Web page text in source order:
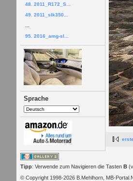
48. 2011_R172_S...
49. 2011_slk350...
95. 2016_amg-sl...
Sprache
erste
Tipp: Verwende zum Navigieren die Tasten B
© Copyright 1998-2026 B.Mehlhorn, MB-